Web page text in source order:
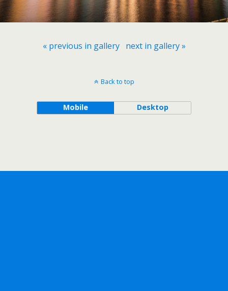
« previous in gallery next in gallery »
Back to top
Mobile Desktop